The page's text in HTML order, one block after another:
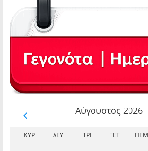
Αύγουστος 2026
ΚΥΡ ΔΕΥ ΤΡΊ ΤΕΤ ΠΈΜ